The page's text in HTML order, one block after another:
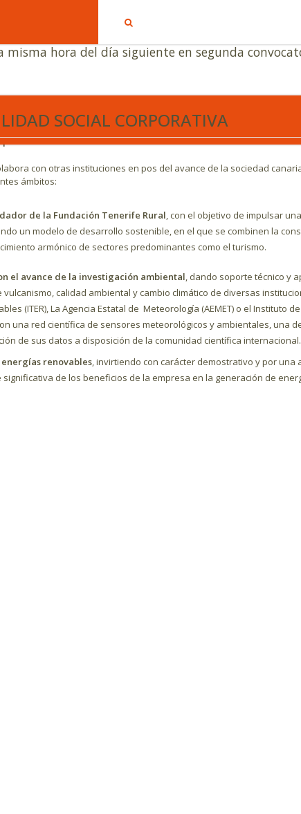
los señores accionistas a la próxima Junta General
misma hora del día siguiente en segunda
SOCIAL CORPORATIVA
de riesgos laborales, contratando personas del ámbito insular,
las normas de igualdad de oportunidades y disponiendo de
Nacional del Teide.
con otras instituciones en pos del avance de la sociedad
ámbitos:
de la Fundación Tenerife Rural, con el objetivo de impulsar
un modelo de desarrollo sostenible, en el que se combinen la
armónico de sectores predominantes como el turismo.
el avance de la investigación ambiental, dando soporte técnico y
calidad ambiental y cambio climático de diversas
(ITER), La Agencia Estatal de Meteorología (AEMET) o el Instituto
una red científica de sensores meteorológicos y ambientales, una
de sus datos a disposición de la comunidad científica internacional.
renovables, invirtiendo con carácter demostrativo y por
de los beneficios de la empresa en la generación de